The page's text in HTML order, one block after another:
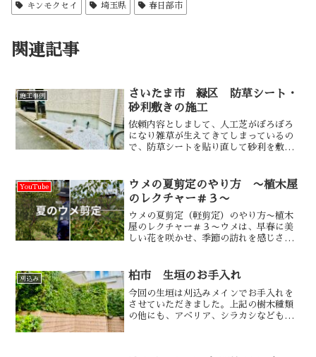
キンモクセイ 埼玉県 春日部市
関連記事
施工事例
さいたま市 緑区 防草シート・
砂利敷きの施工
依頼内容としまして、人工芝がぼろぼろ
になり雑草が生えてきてしまっているの
で、防草シートを貼り直して砂利を敷い
YouTube
ウメの夏剪定のやり方 〜植木屋
のレクチャー＃３〜
ウメの夏剪定（軽剪定）のやり方〜植木
屋のレクチャー＃３〜ウメは、早春に美
しい花を咲かせ、季節の訪れを感じさせ
な剪定が欠かせません。適切な時期と方
刈込み 柏市 生垣のお手入れ
今回の生垣は刈込みメインでお手入れを
させていただきました。上記の樹木種類
の他にも、アベリア、シラカシなどもご